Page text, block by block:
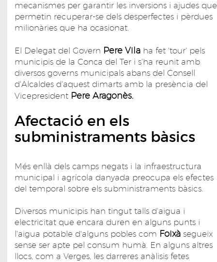
mecanismes per garantir les inversions i ajudes que
permetin recuperar-se dels desperfectes i pèrdues
milionàries que ha ocasionat.
El Delegat del Govern Pere Vila ha fet 'tour' pels
municipis de la Conca del Ter i s'ha reunit amb
diversos governs municipals abans del Consell
d'Alcaldes d'aquest dimarts amb la presència del
Vicepresident Pere Aragonès.
Afectació en els
subministraments bàsics
Més enllà dels camps negats i la infraestructura
municipal i agrícola danyada preocupa els efectes
del temporal sobre els subministraments bàsics.
Diversos municipis han tingut talls d'aigua i
electricitat que encara duren en alguns punts i
l'aigua potable d'alguns pobles com Foixà segueix
sense ser apte pel consum humà. En alguns altres
llocs, com a Verges, les darreres anàlisis fetes